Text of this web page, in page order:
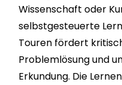
Wissenschaft oder
selbstgesteuerte
Touren fördert
Problemlösung und
Erkundung. Die